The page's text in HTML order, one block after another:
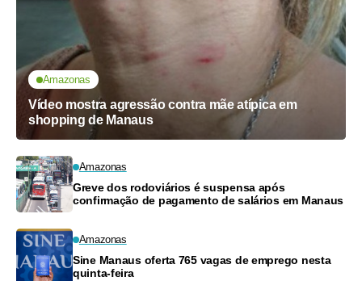
Amazonas
Vídeo mostra agressão contra mãe atípica em
shopping de Manaus
Amazonas
Greve dos rodoviários é suspensa após
confirmação de pagamento de salários em Manaus
Amazonas
Sine Manaus oferta 765 vagas de emprego nesta
quinta-feira